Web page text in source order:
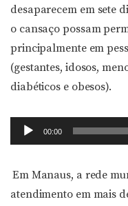
desaparecem em sete
o cansaço possam
principalmente em
(gestantes, idosos,
diabéticos e obesos).
Tocador
de
00:00
Em Manaus, a rede
atendimento em mais